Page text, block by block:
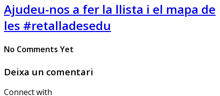
Ajudeu-nos a fer la llista i el mapa de
les #retalladesedu
No Comments Yet
Deixa un comentari
Connect with